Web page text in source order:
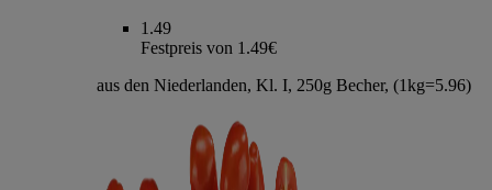
1.49
Festpreis von 1.49€
aus den Niederlanden, Kl. I, 250g Becher, (1kg=5.96)